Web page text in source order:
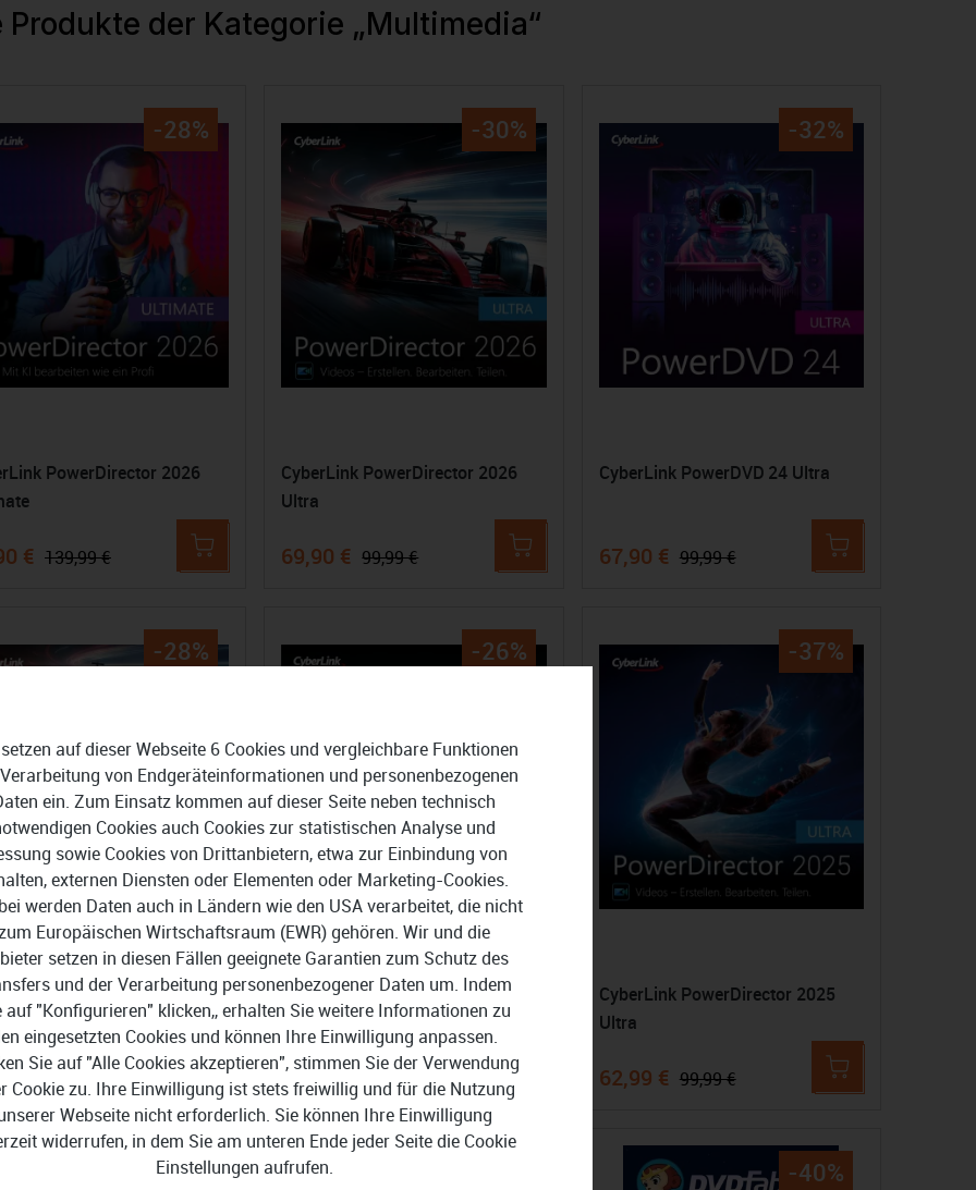
Produkte der Kategorie „Multimedia“
-28%
PowerDirector 2026
€ 139,99 €
-30%
CyberLink PowerDirector 2026
Ultra
69,90 € 99,99 €
-32%
CyberLink PowerDVD 24 Ultra
67,90 € 99,99 €
-28%
PowerDirector 2026
und CyberLink
2026 Ultra
€ 139,99 €
-26%
CyberLink PowerDVD 24
Standard
32,99 € 44,99 €
-37%
CyberLink PowerDirector 2025
Ultra
62,99 € 99,99 €
-25% -40%
auf dieser Webseite 6 Cookies und vergleichbare Funktionen
von Endgeräteinformationen und personenbezogenen
ein. Zum Einsatz kommen auf dieser Seite neben technisch
Cookies auch Cookies zur statistischen Analyse und
sowie Cookies von Drittanbietern, etwa zur Einbindung von
externen Diensten oder Elementen oder Marketing-Cookies.
werden Daten auch in Ländern wie den USA verarbeitet, die nicht
Europäischen Wirtschaftsraum (EWR) gehören. Wir und die
setzen in diesen Fällen geeignete Garantien zum Schutz des
und der Verarbeitung personenbezogener Daten um. Indem
auf "Konfigurieren" klicken,, erhalten Sie weitere Informationen zu
eingesetzten Cookies und können Ihre Einwilligung anpassen.
Sie auf "Alle Cookies akzeptieren", stimmen Sie der Verwendung
Cookie zu. Ihre Einwilligung ist stets freiwillig und für die Nutzung
Webseite nicht erforderlich. Sie können Ihre Einwilligung
widerrufen, in dem Sie am unteren Ende jeder Seite die Cookie
Einstellungen aufrufen.